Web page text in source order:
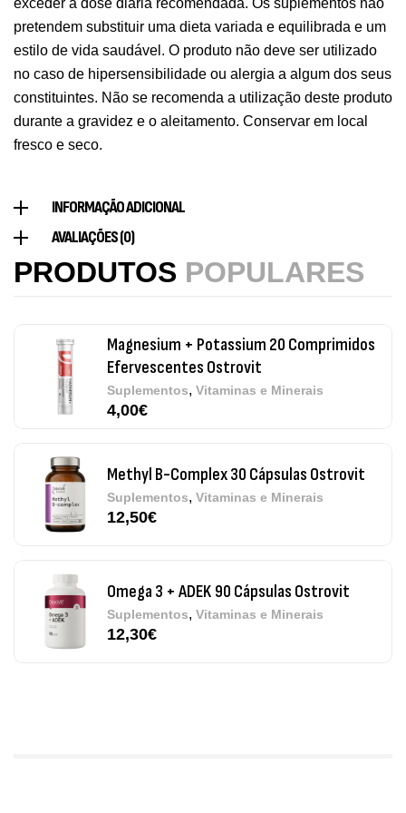
pretendem substituir uma dieta variada e equilibrada e um
estilo de vida saudável. O produto não deve ser utilizado
no caso de hipersensibilidade ou alergia a algum dos seus
constituintes. Não se recomenda a utilização deste produto
durante a gravidez e o aleitamento. Conservar em local
fresco e seco.
INFORMAÇÃO ADICIONAL
AVALIAÇÕES (0)
PRODUTOS POPULARES
Triple Magnesium + B6 P-5-P 90 Cápsulas
Ostrovit
Saúde Óssea,Suplementos
9,50€
Magnesium + Potassium 20 Comprimidos
Efervescentes Ostrovit
Suplementos, Vitaminas e Minerais
Methyl B-Complex 30 Cápsulas Ostrovit
Suplementos,Vitaminas e Minerais
12,50
Omega 3 + ADEK 90 Cápsulas Ostrovit
Suplementos
12,30
Pure Electrolytes 270 G Ostrovit
Desporto
7,50